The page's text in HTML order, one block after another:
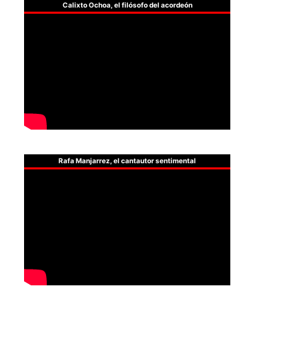
Calixto Ochoa, el filósofo del acordeón
Rafa Manjarrez, el cantautor sentimental